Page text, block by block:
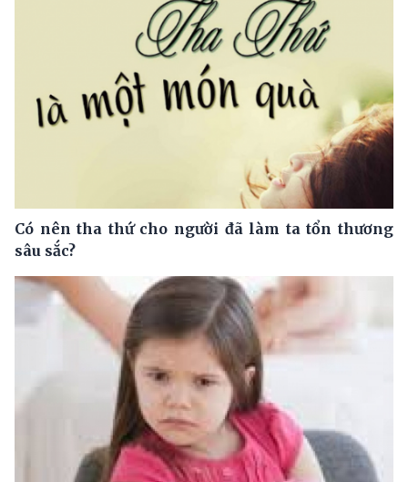
Có nên tha thứ cho người đã làm ta tổn thương
sâu sắc?